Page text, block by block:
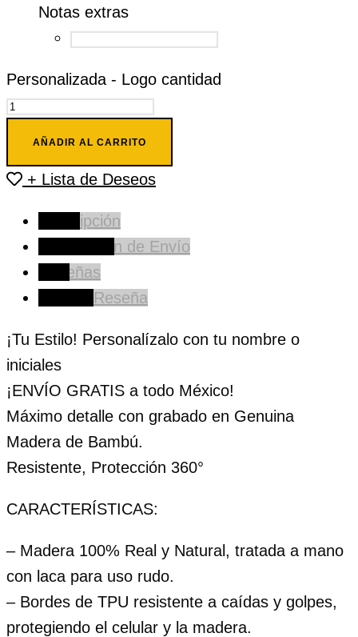
Notas extras
Personalizada - Logo cantidad
AÑADIR AL CARRITO
+ Lista de Deseos
Descripción
Información de Envío
Reseñas
Deja tu Reseña
¡Tu Estilo! Personalízalo con tu nombre o
iniciales
¡ENVÍO GRATIS a todo México!
Máximo detalle con grabado en Genuina
Madera de Bambú.
Resistente, Protección 360°
CARACTERÍSTICAS:
– Madera 100% Real y Natural, tratada a mano
con laca para uso rudo.
– Bordes de TPU resistente a caídas y golpes,
protegiendo el celular y la madera.